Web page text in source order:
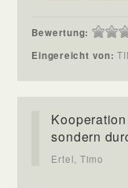
Bewertung:
Eingereicht von:
sondern
Ertel, Timo